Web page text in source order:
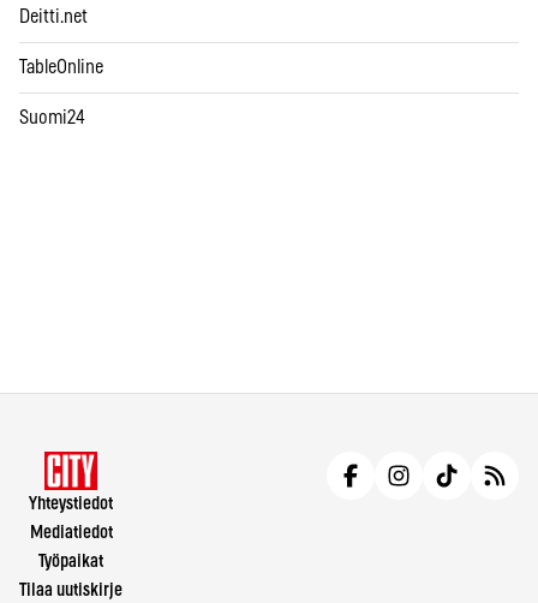
Deitti.net
TableOnline
Suomi24
Yhteystiedot
Mediatiedot
Työpaikat
Tilaa uutiskirje